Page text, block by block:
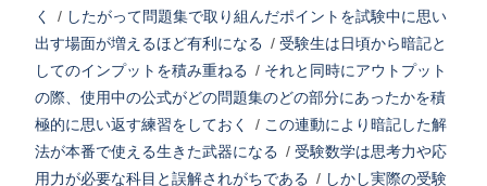
く
/ したがって問題集で取り組んだポイントを試験中に思い
出す場面が増えるほど有利になる / 受験生は日頃から暗記と
してのインプットを積み重ねる / それと同時にアウトプット
の際、使用中の公式がどの問題集のどの部分にあったかを積
極的に思い返す練習をしておく
/ この連動により暗記した解
法が本番で使える生きた武器になる / 受験数学は思考力や応
用力が必要な科目と誤解されがちである / しかし実際の受験